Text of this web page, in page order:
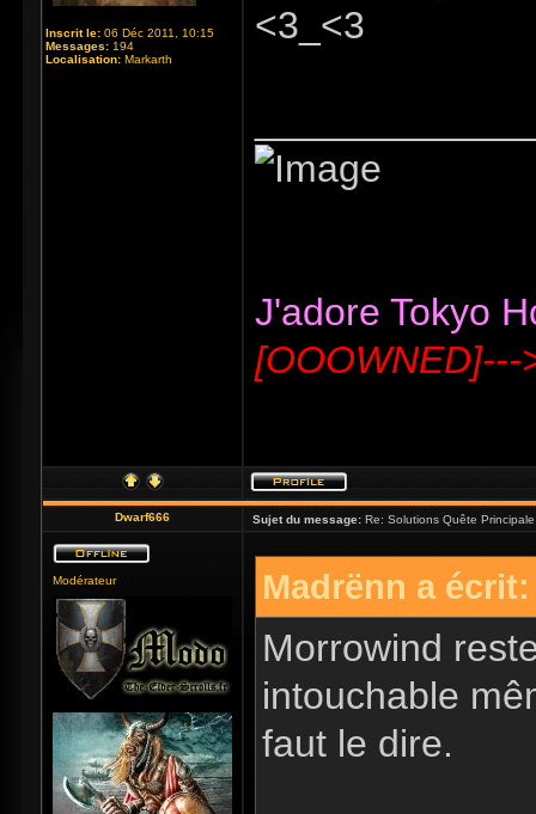
Inscrit le: 06 Déc 2011, 10:15
Messages: 194
Localisation: Markarth
<3_<3
J'adore Tokyo
[OOOWNED]---
Dwarf666 Sujet du message: Re: Solutions Quête
Modérateur Madrënn a écrit:
Morrowind
intouchable
faut le dire.